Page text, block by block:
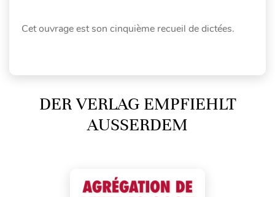
Cet ouvrage est son cinquième recueil de dictées.
DER VERLAG EMPFIEHLT
AUSSERDEM